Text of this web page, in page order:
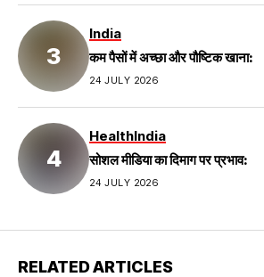
India
कम पैसों में अच्छा और पौष्टिक खाना:
24 JULY 2026
HealthIndia
सोशल मीडिया का दिमाग पर प्रभाव:
24 JULY 2026
RELATED ARTICLES